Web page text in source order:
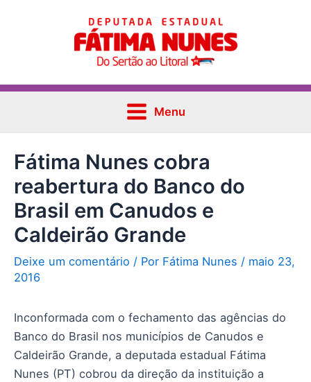
Main
Menu
Menu
Fátima Nunes cobra
reabertura do Banco do
Brasil em Canudos e
Caldeirão Grande
Deixe um comentário / Por Fátima Nunes / maio 23,
2016
Inconformada com o fechamento das agências do
Banco do Brasil nos municípios de Canudos e
Caldeirão Grande, a deputada estadual Fátima
Nunes (PT) cobrou da direção da instituição a